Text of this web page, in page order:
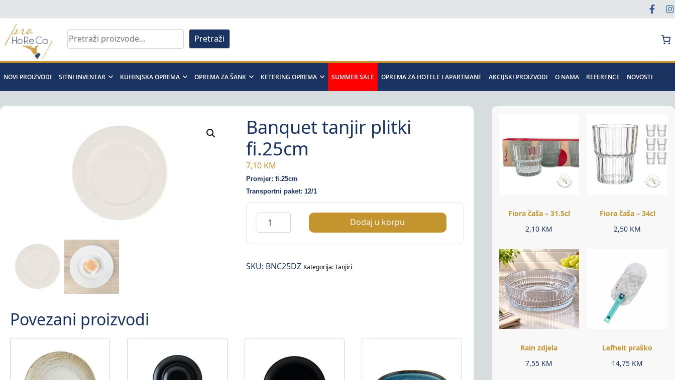
to
content
Pro
Horeca
d.o.o
Pretraži
NOVI PROIZVODI SITNI INVENTAR KUHINJSKA OPREMA OPREMA ZA ŠANK KETERING OPREMA SUMMER SALE OPREMA ZA HOTELE I APARTMANE AKCIJSKI PROIZVODI O NAMA REFERENCE NOVOSTI
Banquet tanjir plitki
fi.25cm
7,10 KM
Promjer: fi.25cm
Transportni paket: 12/1
Banquet
tanjir
plitki
količina
Dodaj u korpu
SKU: BNC25DZ Kategorija:Tanjiri
Povezani proizvodi
Fiora čaša – 31.5cl
2,10 KM
Fiora čaša – 34cl
2,50 KM
Rain zdjela
7,55 KM
Lefheit praško
14,75 KM